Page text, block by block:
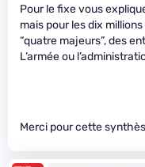
Pour le fixe vous
mais pour les dix
“quatre majeurs”, des
L’armée ou
Merci pour cette